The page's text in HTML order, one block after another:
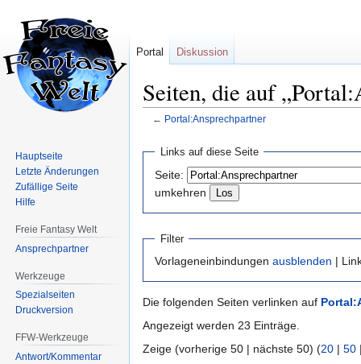
Seiten, die auf
← Portal:Ansprechpartner
Navigation
springen
springen
Links auf diese Seite
Seite:
umkehren
Filter
Vorlageneinbindungen ausblenden |
Die folgenden Seiten verlinken auf
Angezeigt werden 23 Einträge.
Zeige (vorherige 50 | nächste 50) (20 | 50
Portal Diskussion
Hauptseite
Letzte Änderungen
Zufällige Seite
Hilfe
Freie Fantasy Welt
Ansprechpartner
Werkzeuge
Spezialseiten
Druckversion
FFW-Werkzeuge
Antwort/Kommentar